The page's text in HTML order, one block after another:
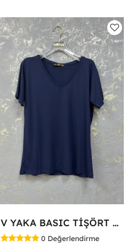
V YAKA BASIC TİŞÖRT Lacivert
0 Değerlendirme